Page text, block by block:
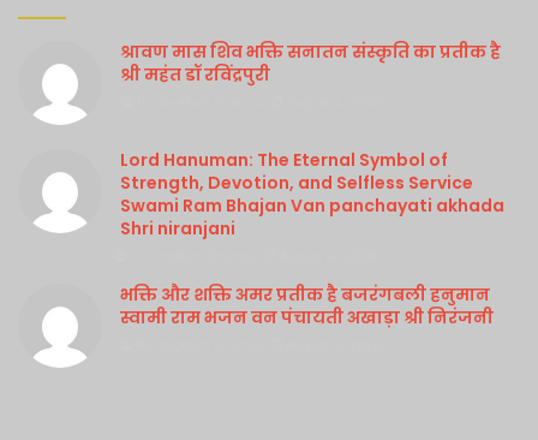
श्रावण मास शिव भक्ति सनातन संस्कृति का प्रतीक है
श्री महंत डॉ रविंद्रपुरी
Lord Hanuman: The Eternal Symbol of
Strength, Devotion, and Selfless Service
Swami Ram Bhajan Van panchayati akhada
Shri niranjani
भक्ति और शक्ति अमर प्रतीक है बजरंगबली हनुमान
स्वामी राम भजन वन पंचायती अखाड़ा श्री निरंजनी